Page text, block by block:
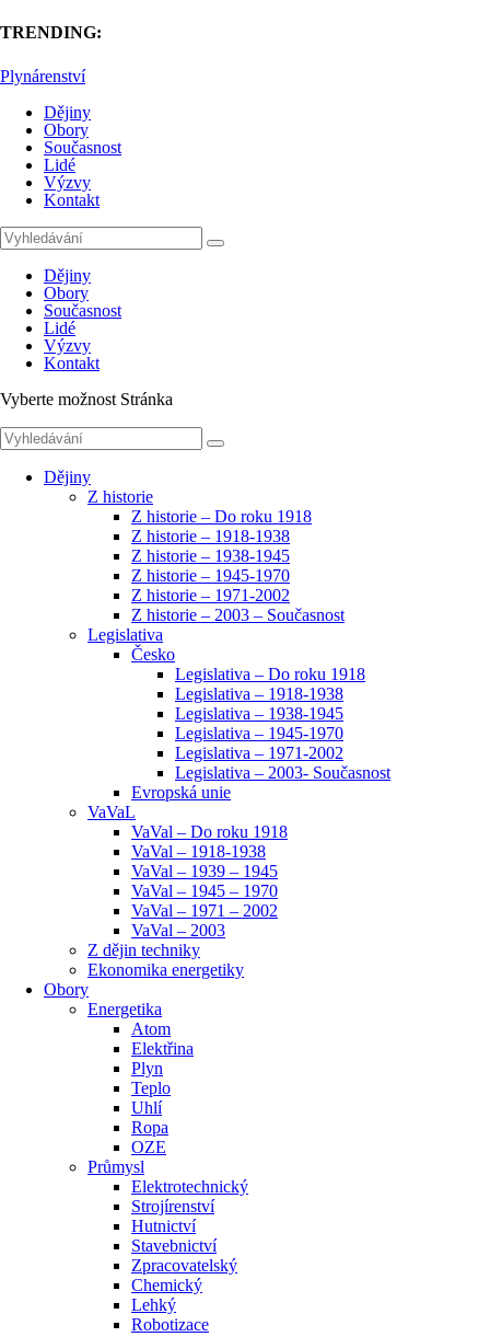
TRENDING:
Plynárenství
Dějiny
Obory
Současnost
Lidé
Výzvy
Kontakt
Dějiny
Obory
Současnost
Lidé
Výzvy
Kontakt
Vyberte možnost Stránka
Dějiny
Z historie
Z historie – Do roku 1918
Z historie – 1918-1938
Z historie – 1938-1945
Z historie – 1945-1970
Z historie – 1971-2002
Z historie – 2003 – Současnost
Legislativa
Česko
Legislativa – Do roku 1918
Legislativa – 1918-1938
Legislativa – 1938-1945
Legislativa – 1945-1970
Legislativa – 1971-2002
Legislativa – 2003- Současnost
Evropská unie
VaVaL
VaVal – Do roku 1918
VaVal – 1918-1938
VaVal – 1939 – 1945
VaVal – 1945 – 1970
VaVal – 1971 – 2002
VaVal – 2003
Z dějin techniky
Ekonomika energetiky
Obory
Energetika
Atom
Elektřina
Plyn
Teplo
Uhlí
Ropa
OZE
Průmysl
Elektrotechnický
Strojírenství
Hutnictví
Stavebnictví
Zpracovatelský
Chemický
Lehký
Robotizace